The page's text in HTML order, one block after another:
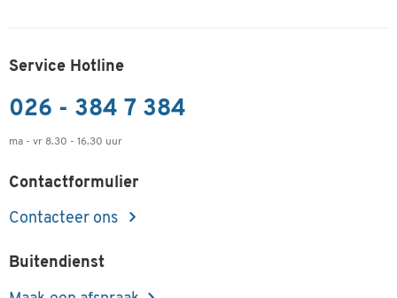
Service Hotline
026 - 384 7 384
ma - vr 8.30 - 16.30 uur
Contactformulier
Contacteer ons
Buitendienst